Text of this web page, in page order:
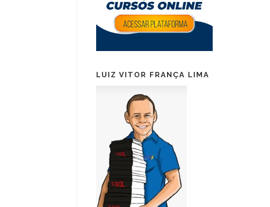
LUIZ VITOR FRANÇA LIMA